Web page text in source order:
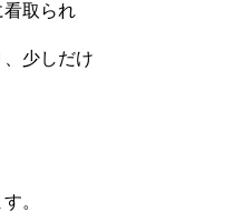
看取られ
少しだけ
。